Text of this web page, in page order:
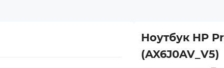
Ноутбук HP
(AX6J0AV_V5)